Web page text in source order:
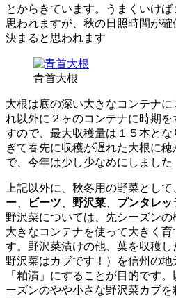
とからきています。うまくいけ
思われますが、秋の日照時間が
決まると思われます
青首大根
大根は底の深い大きなコンテナ
れ以外に２ヶのコンテナに時期を
すので、最大収穫量は１５本と
ぎて春先に収穫が遅れた大根に
で、今年は少し少なめにしました
上記以外に、秋冬用の野菜として
ー
ビーツ 野沢菜 プンタレッ
野沢菜については、先シーズン
大きなコンテナを使って大きく
す。野沢菜漬けの他、葉を収穫
野沢菜はカブです！）を信州の
「粕漬」にすることが目的です
ーズンのやや小さな野沢菜カブ